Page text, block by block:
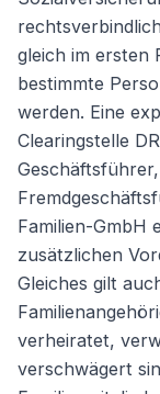
gleich im ersten
bestimmte
werden. Eine
Clearingstelle
Familien-GmbH
zusätzlichen
Gleiches gilt
verheiratet,
verschwägert